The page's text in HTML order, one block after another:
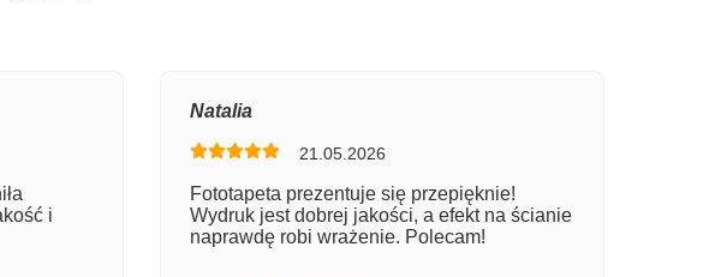
i
Natalia
21.05.2026
Fototapeta prezentuje się przepięknie!
Wydruk jest dobrej jakości, a efekt na ścianie
naprawdę robi wrażenie. Polecam!